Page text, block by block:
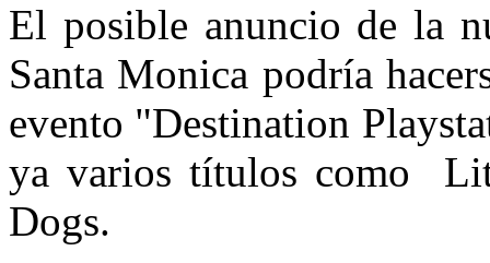
El posible anuncio de la
Santa Monica podría
evento "Destination
ya varios títulos como
Dogs.